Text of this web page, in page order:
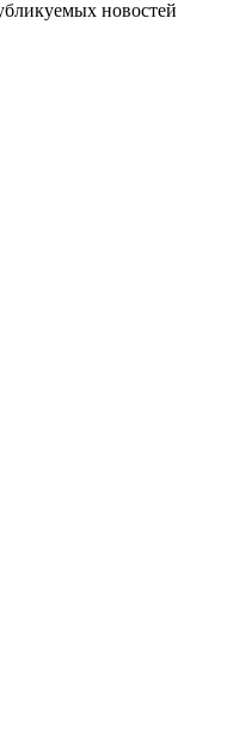
новостей